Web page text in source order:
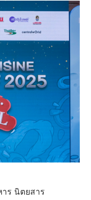
ร นิตยสาร